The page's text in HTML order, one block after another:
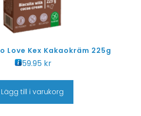
Love Kex Kakaokräm 225g
59.95 kr
Lägg till i varukorg